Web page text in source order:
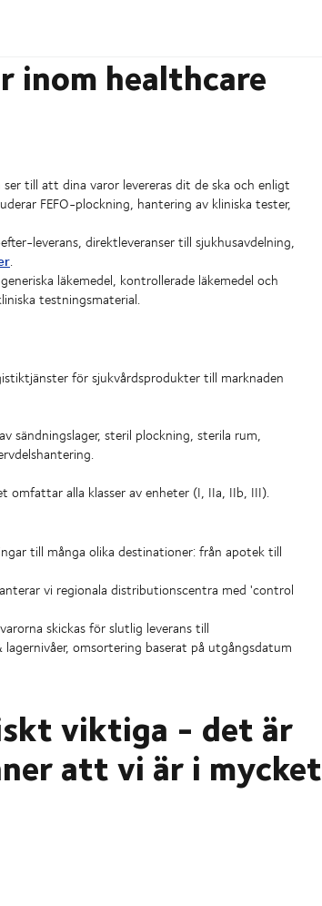
inom healthcare
till att dina varor levereras dit de ska och enligt
FEFO-plockning, hantering av kliniska tester,
leverans, direktleveranser till sjukhusavdelning,
.
läkemedel, kontrollerade läkemedel och
testningsmaterial.
för sjukvårdsprodukter till marknaden
steril plockning, sterila rum,
omfattar alla klasser av enheter (I, IIa, IIb, III).
till många olika destinationer: från apotek till
vi regionala distributionscentra med 'control
skickas för slutlig leverans till
omsortering baserat på utgångsdatum
viktiga - det är
att vi är i mycket